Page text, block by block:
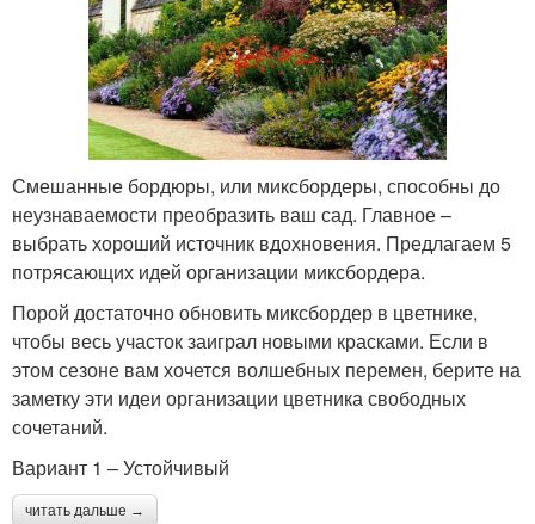
Смешанные бордюры, или миксбордеры, способны до
неузнаваемости преобразить ваш сад. Главное –
выбрать хороший источник вдохновения. Предлагаем 5
потрясающих идей организации миксбордера.
Порой достаточно обновить миксбордер в цветнике,
чтобы весь участок заиграл новыми красками. Если в
этом сезоне вам хочется волшебных перемен, берите на
заметку эти идеи организации цветника свободных
сочетаний.
Вариант 1 – Устойчивый
читать дальше →